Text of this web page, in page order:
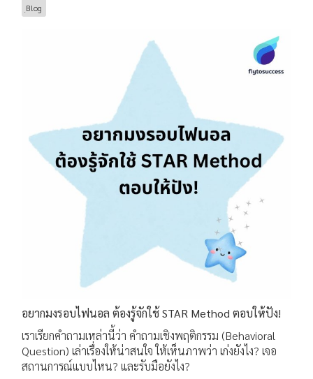
ฺBlog
อยากมงรอบไฟนอล ต้องรู้จักใช้ STAR Method ตอบให้ปัง!
เราเรียกคำถามเหล่านี้ว่า คำถามเชิงพฤติกรรม (Behavioral
Question) เล่าเรื่องให้น่าสนใจ ให้เห็นภาพว่า เก่งยังไง? เจอ
สถานการณ์แบบไหน? และรับมือยังไง?